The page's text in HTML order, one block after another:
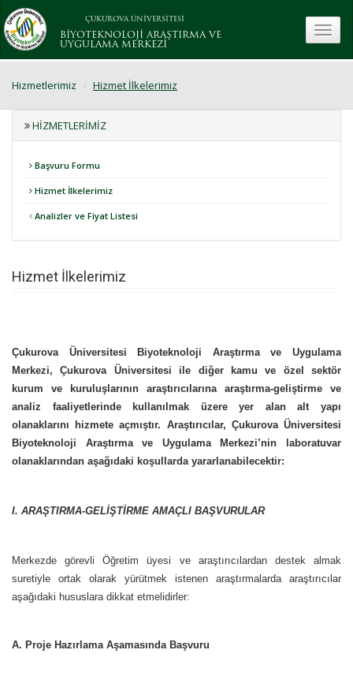
ÇUKUROVA ÜNİVERSİTESİ
BİYOTEKNOLOJİ ARAŞTIRMA VE
UYGULAMA MERKEZİ
Hizmetlerimiz Hizmet İlkelerimiz
HIZMETLERIMIZ
Başvuru Formu
Hizmet İlkelerimiz
Analizler ve Fiyat Listesi
Hizmet İlkelerimiz
Çukurova Üniversitesi Biyoteknoloji Araştırma ve Uygulama
Merkezi, Çukurova Üniversitesi ile diğer kamu ve özel sektör
kurum ve kuruluşlarının araştırıcılarına araştırma-geliştirme ve
analiz faaliyetlerinde kullanılmak üzere yer alan alt yapı
olanaklarını hizmete açmıştır. Araştırıcılar, Çukurova Üniversitesi
Biyoteknoloji Araştırma ve Uygulama Merkezi’nin laboratuvar
olanaklarından aşağıdaki koşullarda yararlanabilecektir:
I. ARAŞTIRMA-GELİŞTİRME AMAÇLI BAŞVURULAR
Merkezde görevli Öğretim üyesi ve araştırıcılardan destek almak
suretiyle ortak olarak yürütmek istenen araştırmalarda araştırıcılar
aşağıdaki hususlara dikkat etmelidirler:
A. Proje Hazırlama Aşamasında Başvuru